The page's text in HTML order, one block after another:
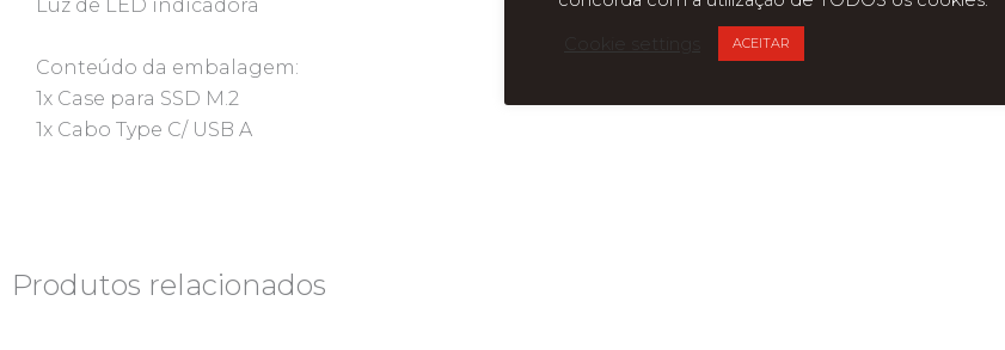
Luz de LED indicadora
Conteúdo da embalagem:
1x Case para SSD M.2
1x Cabo Type C/ USB A
Produtos relacionados
ACEITAR